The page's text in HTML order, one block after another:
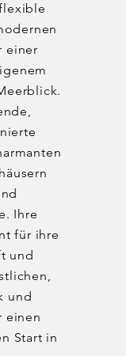
einer
Ihre
für ihre
und
und
einen
Start in